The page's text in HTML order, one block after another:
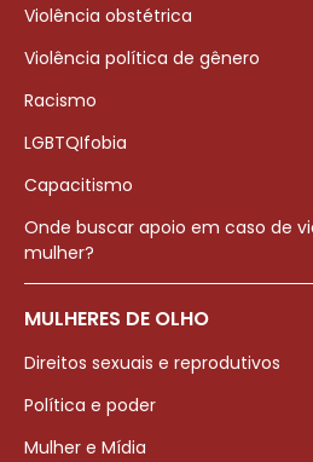
Violência obstétrica
Violência política de gênero
Racismo
LGBTQIfobia
Capacitismo
Onde buscar apoio em caso de
mulher?
MULHERES DE OLHO
Direitos sexuais e reprodutivos
Política e poder
Mulher e Mídia